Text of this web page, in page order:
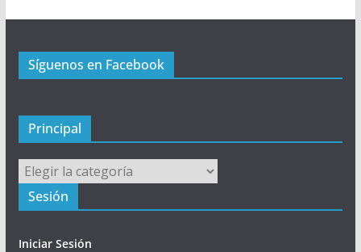
Síguenos en Facebook
Principal
Principal
Sesión
Iniciar Sesión